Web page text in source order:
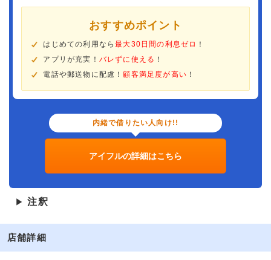
おすすめポイント
はじめての利用なら最大30日間の利息ゼロ ！
アプリが充実！ バレずに使える ！
電話や郵送物に配慮！顧客満足度が高い ！
内緒で借りたい人向け!!
アイフルの詳細はこちら
▶ 注釈
店舗詳細